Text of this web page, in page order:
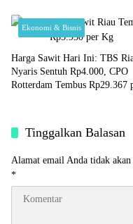
Ekonomi & Bisnis
Harga Sawit Hari Ini: TBS
Nyaris Sentuh Rp4.000, CPO
Rotterdam Tembus Rp29.367
Tinggalkan Balasan
Alamat email Anda tidak
*